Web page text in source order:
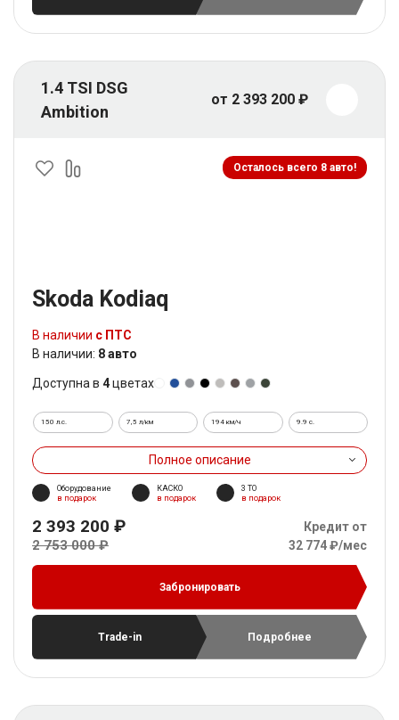
1.4 TSI DSG
Ambition
от 2 393 200 ₽
Осталось всего 8 авто!
Skoda Kodiaq
В наличии с ПТС
В наличии: 8 авто
Доступна в 4цветах
150 л.с. 7,5 л/км 194 км/ч 9.9 c.
Полное описание
Оборудование
в подарок
КАСКО
в подарок
3 ТО
в подарок
2 393 200 ₽
2 753 000 ₽
Кредит от
32 774 ₽/мес
Забронировать
Trade-in Подробнее